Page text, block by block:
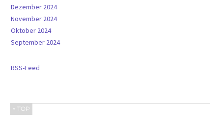
Dezember 2024
November 2024
Oktober 2024
September 2024
RSS-Feed
^ TOP